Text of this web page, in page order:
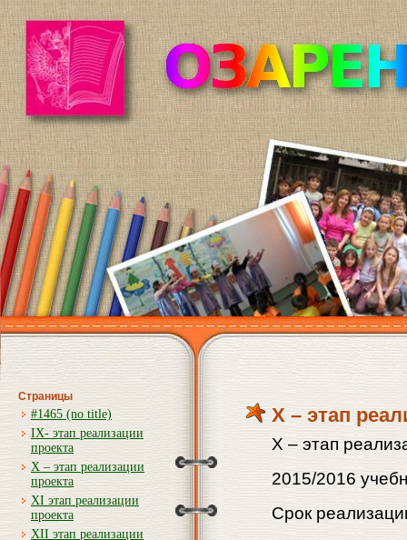
Страницы
#1465 (no title)
IX- этап реализации
проекта
X – этап реализации
проекта
XI этап реализации
проекта
XII этап реализации
X – этап
X – этап
2015/2016
Срок